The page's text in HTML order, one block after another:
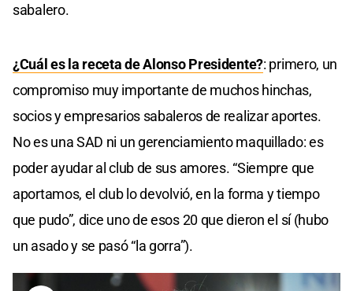
sabalero.
¿Cuál es la receta de Alonso Presidente?: primero, un
compromiso muy importante de muchos hinchas,
socios y empresarios sabaleros de realizar aportes.
No es una SAD ni un gerenciamiento maquillado: es
poder ayudar al club de sus amores. “Siempre que
aportamos, el club lo devolvió, en la forma y tiempo
que pudo”, dice uno de esos 20 que dieron el sí (hubo
un asado y se pasó “la gorra”).